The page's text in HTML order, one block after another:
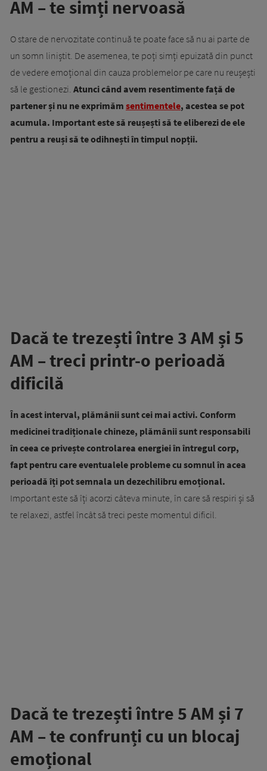
AM – te simți nervoasă
O stare de nervozitate continuă te poate face să nu ai parte de
un somn liniștit. De asemenea, te poți simți epuizată din punct
de vedere emoțional din cauza problemelor pe care nu reușești
să le gestionezi. Atunci când avem resentimente față de
partener și nu ne exprimăm sentimentele, acestea se pot
acumula. Important este să reușești să te eliberezi de ele
pentru a reuși să te odihnești în timpul nopții.
Dacă te trezești între 3 AM și 5
AM – treci printr-o perioadă
dificilă
În acest interval, plămânii sunt cei mai activi. Conform
medicinei tradiționale chineze, plămânii sunt responsabili
în ceea ce privește controlarea energiei în întregul corp,
fapt pentru care eventualele probleme cu somnul în acea
perioadă îți pot semnala un dezechilibru emoțional.
Important este să îți acorzi câteva minute, în care să respiri și să
te relaxezi, astfel încât să treci peste momentul dificil.
Dacă te trezești între 5 AM și 7
AM – te confrunți cu un blocaj
emoțional